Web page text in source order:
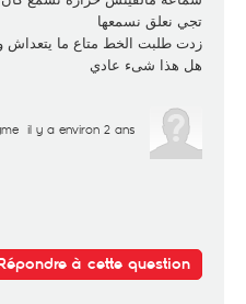
تجي نعلق نسمعها
زدت طلبت الخط متاع ما يتعداش
هل هذا شىء عادي
il y a environ 2 ans
à cette question